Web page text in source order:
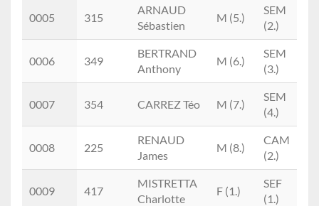
0005 315
ARNAUD
Sébastien
M (5.)
SEM
(2.)
0006 349
BERTRAND
Anthony
M (6.)
SEM
(3.)
0007 354 CARREZ Téo M (7.)
SEM
(4.)
0008 225
RENAUD
James
M (8.)
CAM
(2.)
0009 417
MISTRETTA
Charlotte
F (1.)
SEF
(1.)